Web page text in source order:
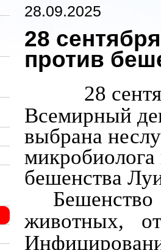
28.09.2025
28
против
28
Всемирный
выбрана
микробиолога
бешенства
животных,